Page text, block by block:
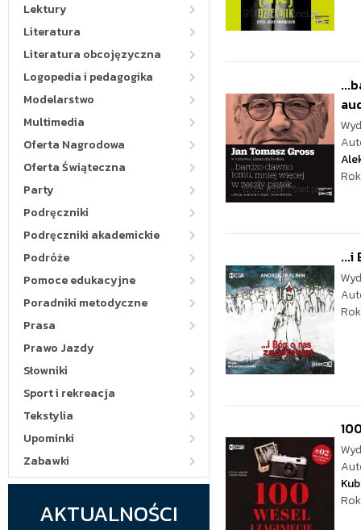
Lektury
Literatura
Literatura obcojęzyczna
Logopedia i pedagogika
Modelarstwo
Multimedia
Oferta Nagrodowa
Oferta Świąteczna
Party
Podręczniki
Podręczniki akademickie
Podróże
Pomoce edukacyjne
Poradniki metodyczne
Prasa
Prawo Jazdy
Słowniki
Sport i rekreacja
Tekstylia
Upominki
Zabawki
AKTUALNOŚCI
...i